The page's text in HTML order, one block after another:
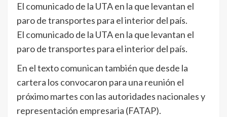
El comunicado de la UTA en la que levantan el
paro de transportes para el interior del país.
El comunicado de la UTA en la que levantan el
paro de transportes para el interior del país.
En el texto comunican también que desde la
cartera los convocaron para una reunión el
próximo martes con las autoridades nacionales y
representación empresaria (FATAP).